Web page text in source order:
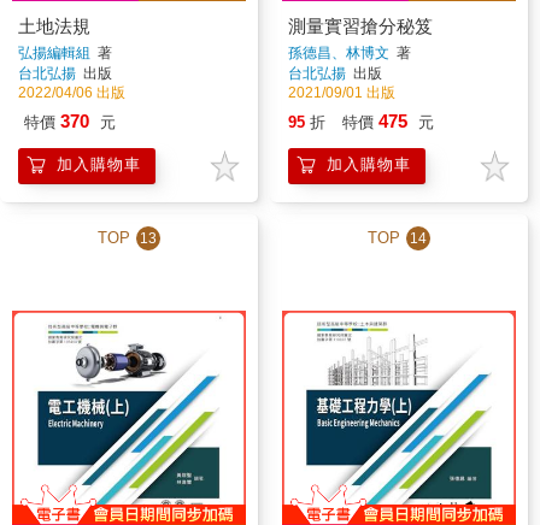
土地法規
弘揚編輯組 著
台北弘揚 出版
2022/04/06 出版
特價 370 元
加入購物車
測量實習搶分秘笈
孫德昌、林博文 著
台北弘揚 出版
2021/09/01 出版
95 折 特價 475 元
加入購物車
TOP 13 TOP 14